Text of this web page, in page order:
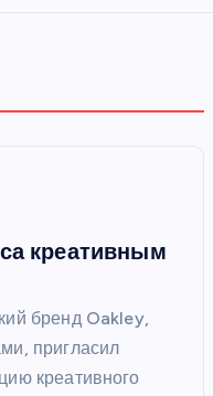
креативным
бренд Oakley,
пригласил
креативного